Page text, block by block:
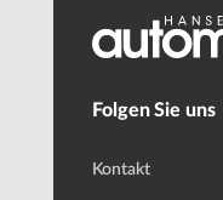
Folgen Sie uns
Kontakt